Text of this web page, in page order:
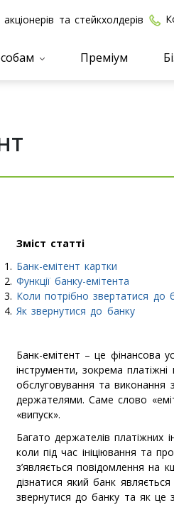
та стейкхолдерів
Преміум
Зміст статті
Банк-емітент картки
Функції банку-емітента
Коли потрібно звертатися до
Як звернутися до банку
Банк-емітент – це фінансова
інструменти, зокрема платіжні
обслуговування та виконання
держателями. Саме слово
«випуск».
Багато держателів платіжних
коли під час ініціювання та
з’являється повідомлення на
дізнатися який банк
звернутися до банку та як це